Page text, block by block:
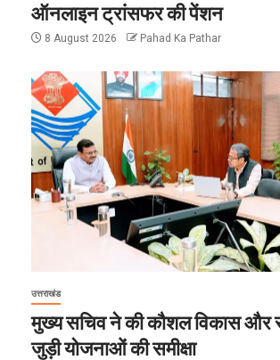
ऑनलाइन ट्रांसफर की पेंशन
8 August 2026 Pahad Ka Pathar
उत्तराखंड
मुख्य सचिव ने की कौशल विकास और
जुड़ी योजनाओं की समीक्षा